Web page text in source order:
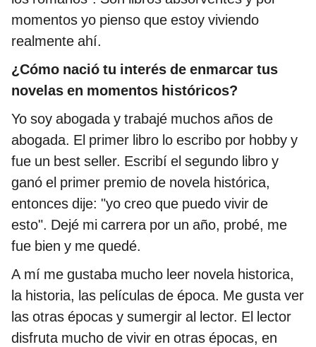
momentos yo pienso que estoy viviendo
realmente ahí.
¿Cómo nació tu interés de enmarcar tus
novelas en momentos históricos?
Yo soy abogada y trabajé muchos años de
abogada. El primer libro lo escribo por hobby y
fue un best seller. Escribí el segundo libro y
ganó el primer premio de novela histórica,
entonces dije: "yo creo que puedo vivir de
esto". Dejé mi carrera por un año, probé, me
fue bien y me quedé.
A mí me gustaba mucho leer novela historica,
la historia, las películas de época. Me gusta ver
las otras épocas y sumergir al lector. El lector
disfruta mucho de vivir en otras épocas, en